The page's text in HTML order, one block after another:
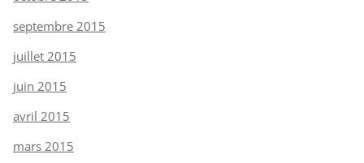
septembre 2015
juillet 2015
juin 2015
avril 2015
mars 2015